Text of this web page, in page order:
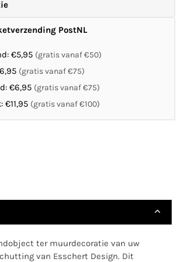
PostNL
€5,95 (gratis vanaf €50)
(gratis vanaf €75)
€6,95 (gratis vanaf €75)
(gratis vanaf €100)
ter muurdecoratie van uw
van Esschert Design. Dit